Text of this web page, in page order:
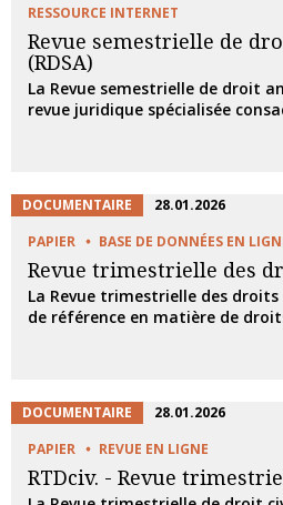
RESSOURCE INTERNET
Revue semestrielle de
(RDSA)
La Revue semestrielle de droit
revue juridique spécialisée
DOCUMENTAIRE
28.01.2026
PAPIER
BASE DE DONNÉES EN
Revue trimestrielle des
La Revue trimestrielle des
de référence en matière de
DOCUMENTAIRE
28.01.2026
PAPIER
REVUE EN LIGNE
RTDciv. - Revue